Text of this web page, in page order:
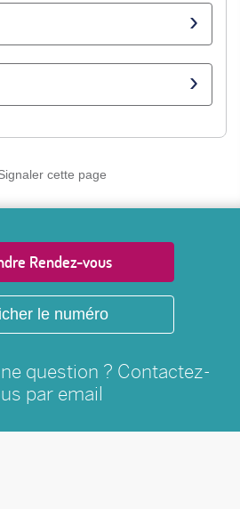
cette page
Rendez-vous
le numéro
question ? Contactez-
par email